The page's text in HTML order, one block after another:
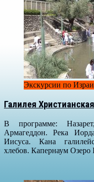
Экскурсии по
Галилея
В программе:
Армагеддон. Река
Иисуса. Кана
хлебов. Капернаум Озеро